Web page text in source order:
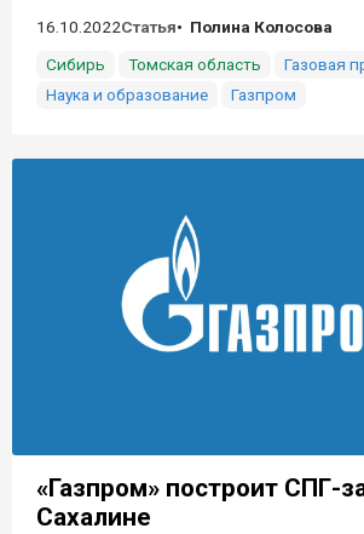
16.10.2022Статья
Полина Колосова
Сибирь
Томская область
Газовая
Наука и образование
Газпром
«Газпром» построит СПГ-
Сахалине